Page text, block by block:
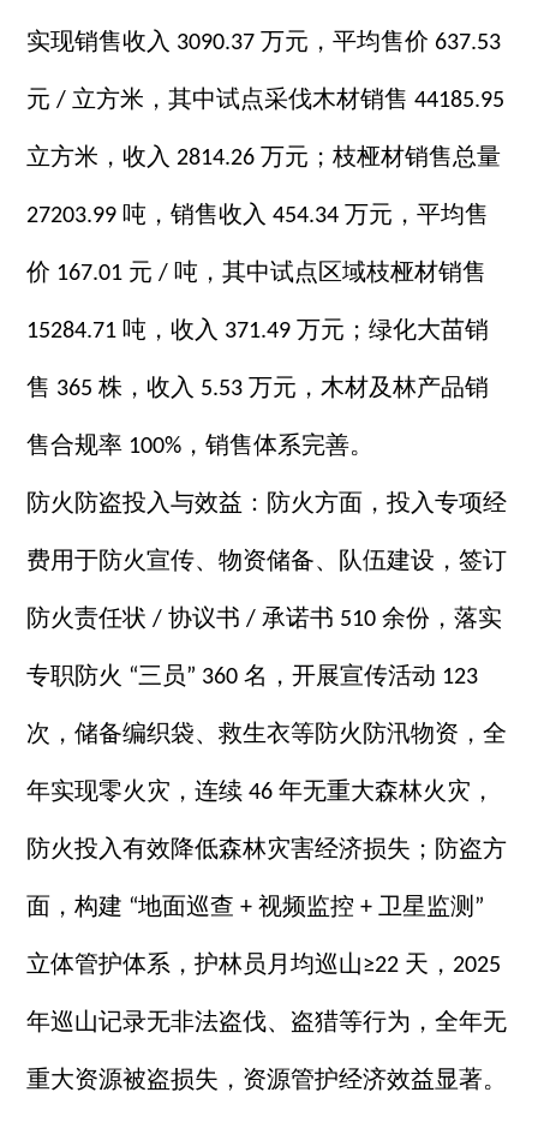
实现销售收入 3090.37 万元，平均售价 637.53
元 / 立方米，其中试点采伐木材销售 44185.95
立方米，收入 2814.26 万元；枝桠材销售总量
27203.99 吨，销售收入 454.34 万元，平均售
价 167.01 元 / 吨，其中试点区域枝桠材销售
15284.71 吨，收入 371.49 万元；绿化大苗销
售 365 株，收入 5.53 万元，木材及林产品销
售合规率 100%，销售体系完善。
防火防盗投入与效益：防火方面，投入专项经
费用于防火宣传、物资储备、队伍建设，签订
防火责任状 / 协议书 / 承诺书 510 余份，落实
专职防火 “三员” 360 名，开展宣传活动 123
次，储备编织袋、救生衣等防火防汛物资，全
年实现零火灾，连续 46 年无重大森林火灾，
防火投入有效降低森林灾害经济损失；防盗方
面，构建 “地面巡查 + 视频监控 + 卫星监测 ”
立体管护体系，护林员月均巡山≥22 天， 2025
年巡山记录无非法盗伐、盗猎等行为，全年无
重大资源被盗损失，资源管护经济效益显著。